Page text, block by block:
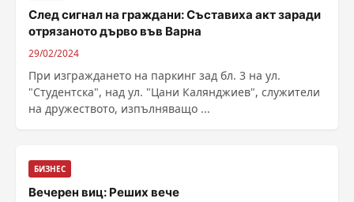
След сигнал на граждани: Съставиха акт заради
отрязаното дърво във Варна
29/02/2024
При изграждането на паркинг зад бл. 3 на ул.
"Студентска", над ул. "Цани Калянджиев", служители
на дружеството, изпълняващо ...
БИЗНЕС
Вечерен виц: Реших вече